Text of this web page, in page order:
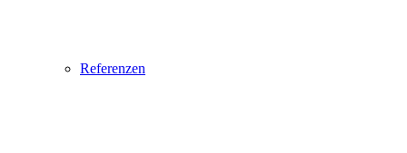
Referenzen